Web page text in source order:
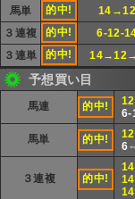
馬単 的中! 14→12
３連複 的中! 6-12-
３連単 的中!
予想買い目
馬連 的中!
6-
馬単 的中! 12
３連複 的中!
14
14
14